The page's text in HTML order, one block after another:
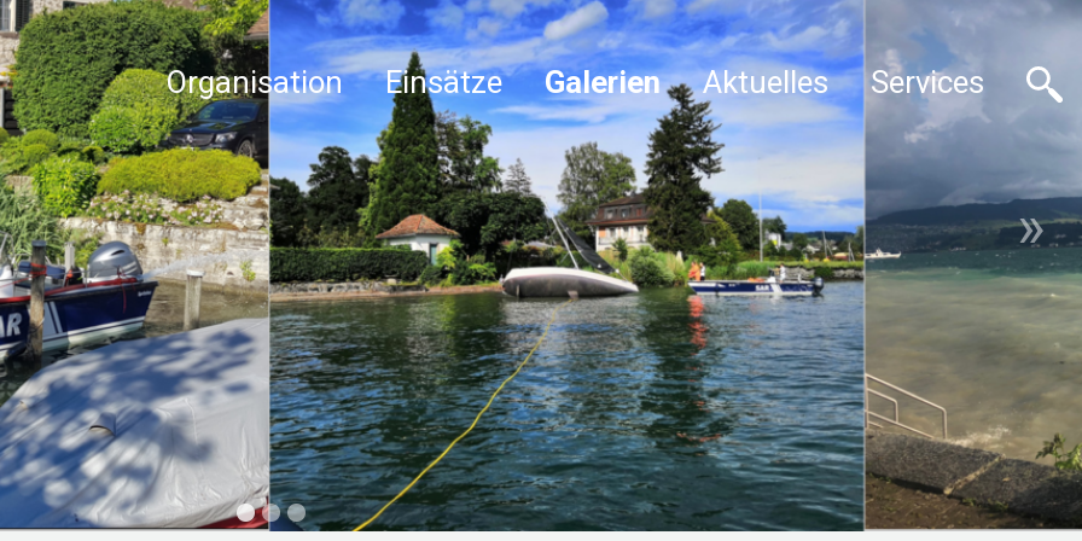
Organisation Einsätze Galerien Aktuelles Services
»